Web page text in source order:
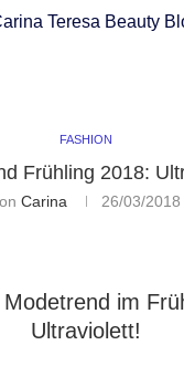
FASHION
Frühling 2018:
Carina 26/03/2018
im
Ultraviolett!